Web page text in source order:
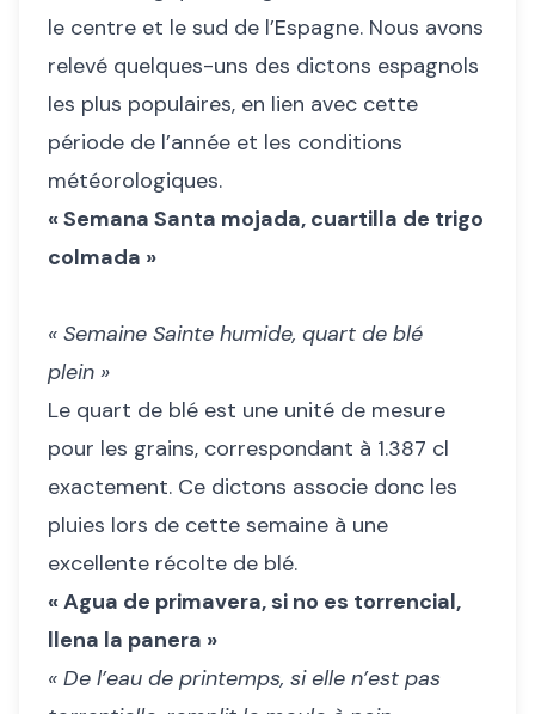
le centre et le sud de l’Espagne. Nous avons
relevé quelques-uns des dictons espagnols
les plus populaires, en lien avec cette
période de l’année et les conditions
météorologiques.
« Semana Santa mojada, cuartilla de trigo
colmada »
« Semaine Sainte humide, quart de blé
plein »
Le quart de blé est une unité de mesure
pour les grains, correspondant à 1.387 cl
exactement. Ce dictons associe donc les
pluies lors de cette semaine à une
excellente récolte de blé.
« Agua de primavera, si no es torrencial,
llena la panera »
« De l’eau de printemps, si elle n’est pas